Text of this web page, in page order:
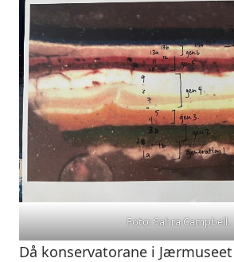
Foto: Sahra Campbell.
Då konservatorane i